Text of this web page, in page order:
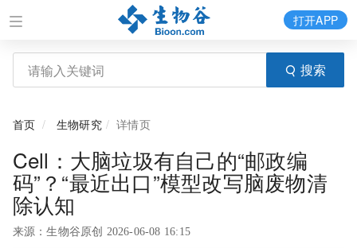
搜索
打开APP
首页 生物研究 详情页
Cell：大脑垃圾有自己的“邮政编
码”？“最近出口”模型改写脑废物清
除认知
来源：生物谷原创 2026-06-08 16:15